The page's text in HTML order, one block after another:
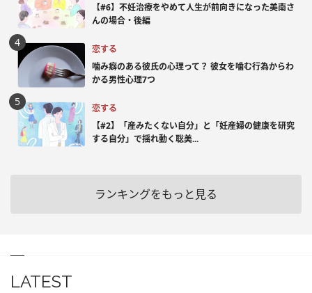
【#6】不妊治療をやめて人生が前向きになった美南さ
んの場合・後編
恋する
噛み癖のある彼氏の心理って？ 彼女を噛む行為からわ
かる男性心理7つ
恋する
【#2】「産みたくない自分」と「妊産婦の健康を研究
する自分」で揺れ動く聡美...
ランキングをもっと見る
LATEST